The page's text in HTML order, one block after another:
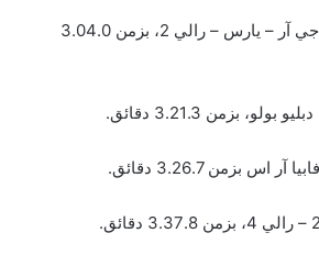
المركز الثاني: حمزة باخشب (السعودية) وملاحه لوركان مور (إيرلندا)/ تويوتا جي آر – يارس – رالي 2، بزمن 3.04.0
3.21.3 دقائق.
بزمن 3.26.7 دقائق.